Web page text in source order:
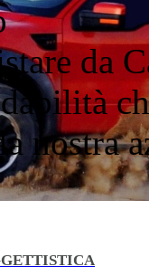
da
nostra